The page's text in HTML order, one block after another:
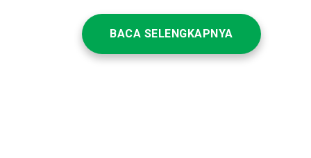
BACA SELENGKAPNYA